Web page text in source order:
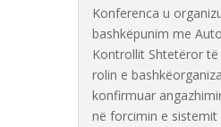
Konferenca u
bashkëpunim me
Kontrollit Shtetëror të
rolin e
konfirmuar
në forcimin e